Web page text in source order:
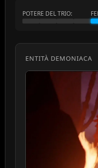
POTERE DEL TRIO:
ENTITÀ DEMONIACA